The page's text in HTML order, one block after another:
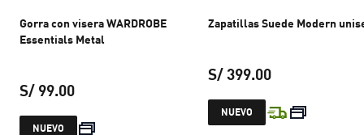
Gorra con visera WARDROBE
Essentials Metal
S/ 99.00
precio actual S/ 99.00
NUEVO
Zapatillas Suede Modern
S/ 399.00
precio actual
NUEVO